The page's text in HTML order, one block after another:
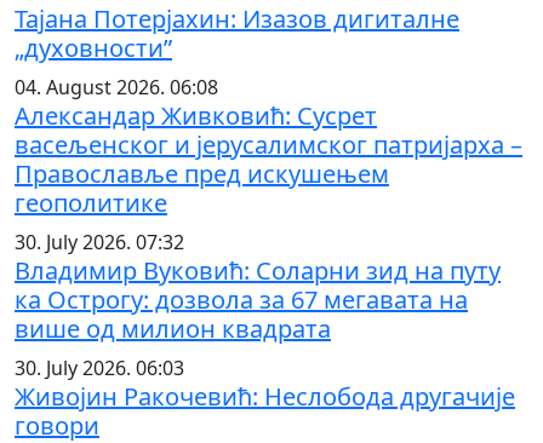
Тајана Потерјахин: Изазов дигиталне
„духовности”
04. August 2026. 06:08
Александар Живковић: Сусрет
васељенског и јерусалимског патријарха –
Православље пред искушењем
геополитике
30. July 2026. 07:32
Владимир Вуковић: Соларни зид на путу
ка Острогу: дозвола за 67 мегавата на
више од милион квадрата
30. July 2026. 06:03
Живојин Ракочевић: Неслобода другачије
говори